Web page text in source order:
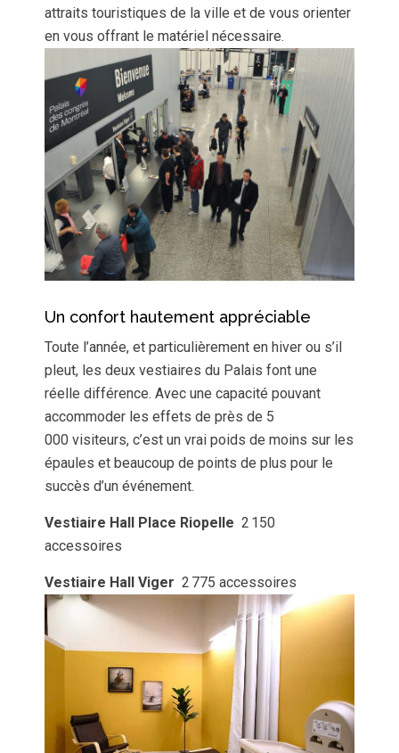
attraits touristiques de la ville et de vous orienter
en vous offrant le matériel nécessaire.
Un confort hautement appréciable
Toute l’année, et particulièrement en hiver ou s’il
pleut, les deux vestiaires du Palais font une
réelle différence. Avec une capacité pouvant
accommoder les effets de près de 5
000 visiteurs, c’est un vrai poids de moins sur les
épaules et beaucoup de points de plus pour le
succès d’un événement.
Vestiaire Hall Place Riopelle 2 150
accessoires
Vestiaire Hall Viger 2 775 accessoires